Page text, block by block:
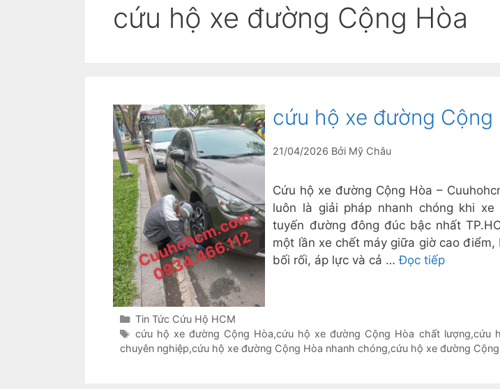
cứu hộ xe đường Cộng Hòa
cứu hộ xe đường Cộng
21/04/2026 Bởi Mỹ Châu
Cứu hộ xe đường Cộng Hòa –
luôn là giải pháp nhanh chóng khi
tuyến đường đông đúc bậc nhất
một lần xe chết máy giữa giờ cao điểm,
bối rối, áp lực và cả …Đọc tiếp
Danh
mục
Tin Tức Cứu Hộ HCM
Thẻ
cứu hộ xe đường Cộng Hòa,cứu hộ xe đường Cộng Hòa chất lượng,cứu
chuyên nghiệp,cứu hộ xe đường Cộng Hòa nhanh chóng,cứu hộ xe đường